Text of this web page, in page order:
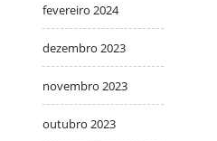
fevereiro 2024
dezembro 2023
novembro 2023
outubro 2023